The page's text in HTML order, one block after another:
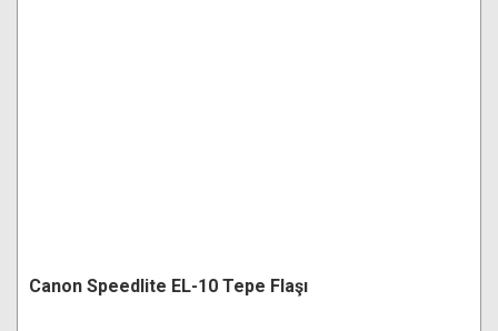
Canon Speedlite EL-10 Tepe Flaşı